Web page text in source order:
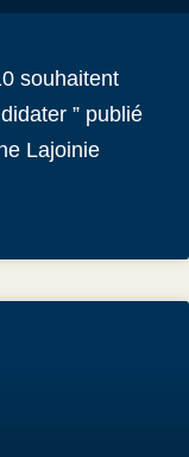
souhaitent
” publié
Lajoinie